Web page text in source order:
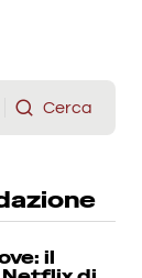
Cerca
il